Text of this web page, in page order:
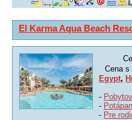
El Karma Aqua Beach
Cena s
Egypt,
-
-
- Pre